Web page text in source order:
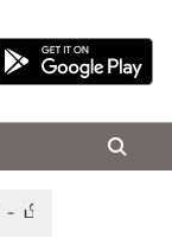
மோடி இரங்கல்